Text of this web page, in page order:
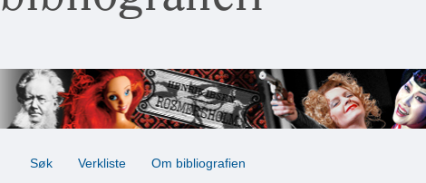
Søk Verkliste Om bibliografien